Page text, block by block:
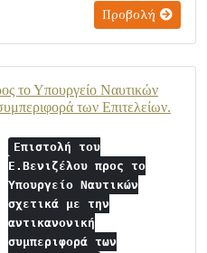
Προβολή
το Υπουργείο Ναυτικών
των Επιτελείων.
Επιστολή του
Ε.Βενιζέλου προς το
Υπουργείο Ναυτικών
σχετικά με την
αντικανονική
συμπεριφορά των